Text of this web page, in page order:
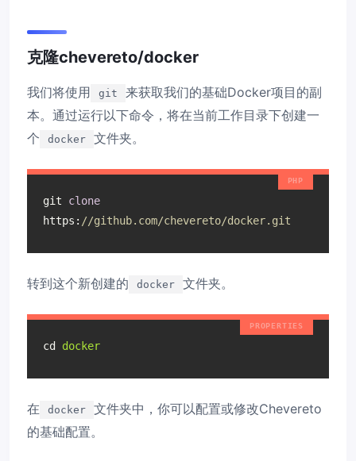
克隆chevereto/docker
我们将使用 git
来获取我们的基础Docker项目的副
本。通过运行以下命令，将在当前工作目录下创建一
个
docker 文件夹。
git clone
https: //github.com/chevereto/docker.git
转到这个新创建的 docker 文件夹。
cd docker
在 docker
文件夹中，你可以配置或修改Chevereto
的基础配置。